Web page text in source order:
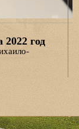
год
директор
храма